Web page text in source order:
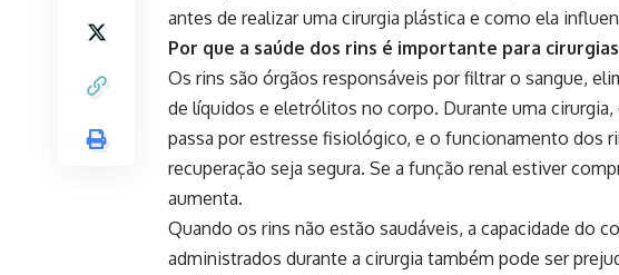
antes de realizar uma cirurgia plástica e como ela
Por que a saúde dos rins é importante para
Os rins são órgãos responsáveis por filtrar o sangue,
de líquidos e eletrólitos no corpo. Durante uma
passa por estresse fisiológico, e o funcionamento dos
recuperação seja segura. Se a função renal estiver
aumenta.
Quando os rins não estão saudáveis, a capacidade do
administrados durante a cirurgia também pode ser